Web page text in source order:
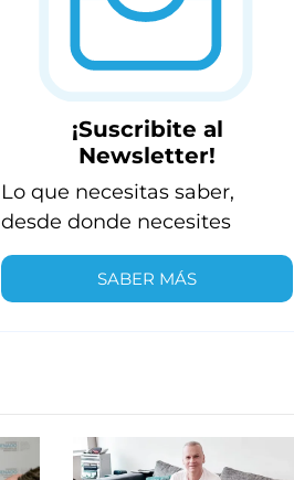
¡Suscribite al
Newsletter!
Lo que necesitas saber,
desde donde necesites
SABER MÁS